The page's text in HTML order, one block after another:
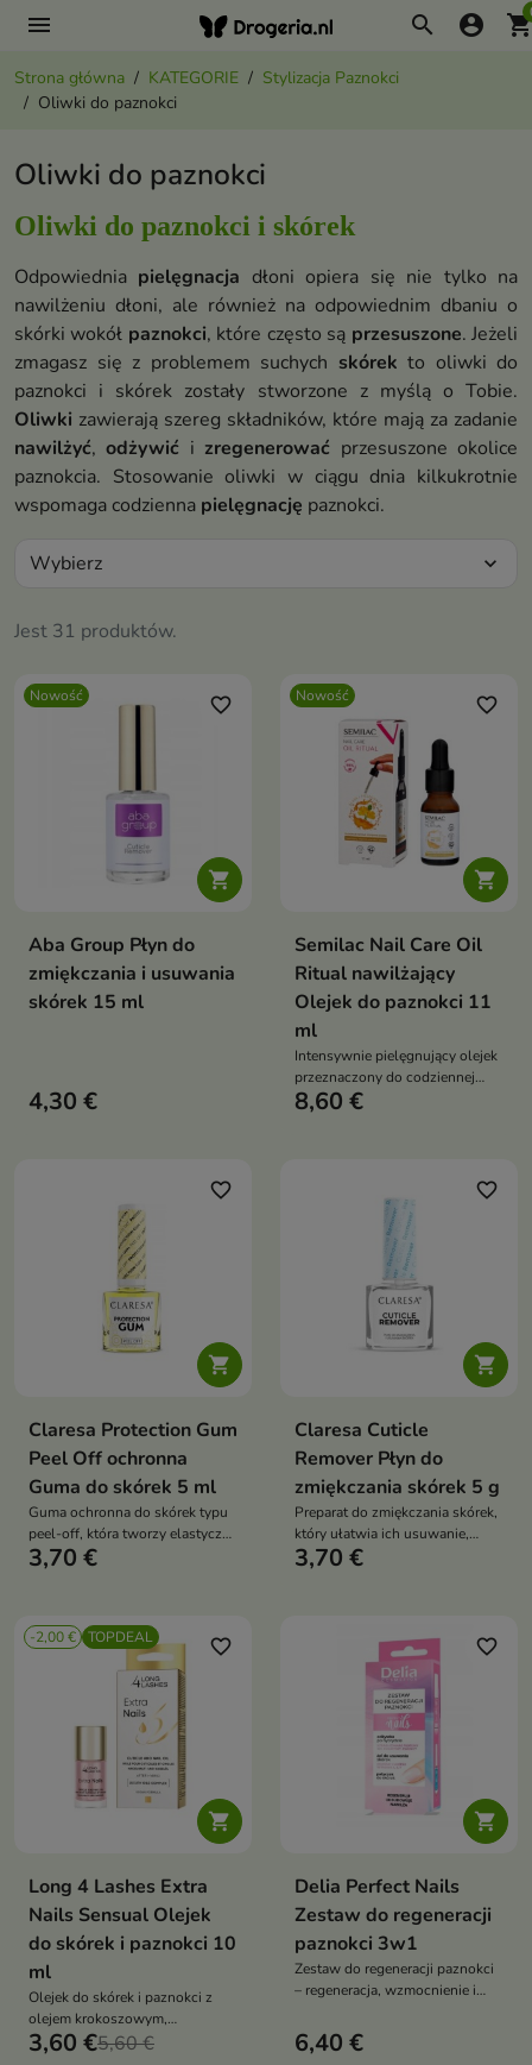
menu search account_circle
Strona główna KATEGORIE
Stylizacja Paznokci
Oliwki do paznokci
Oliwki do paznokci
Oliwki do paznokci i skórek
Odpowiednia pielęgnacja dłoni opiera się nie tylko na
nawilżeniu dłoni, ale również na odpowiednim dbaniu o
skórki wokół paznokci, które często są przesuszone. Jeżeli
zmagasz się z problemem suchych skórek to oliwki do
paznokci i skórek zostały stworzone z myślą o Tobie.
Oliwki zawierają szereg składników, które mają za zadanie
nawilżyć,odżywić i zregenerować przesuszone okolice
paznokcia. Stosowanie oliwki w ciągu dnia kilkukrotnie
wspomaga codzienna pielęgnację paznokci.
Jest 31 produktów.
Wybierz expand_more
Nowość

favorite_border
Aba Group Płyn do
zmiękczania i usuwania
skórek 15 ml
4,30 €
Nowość

favorite_border
Semilac Nail Care Oil
Ritual nawilżający
Olejek do paznokci 11
ml
Intensywnie pielęgnujący olejek
przeznaczony do codziennej
pielęgnacji paznokci i skórek.
8,60 €

favorite_border
Claresa Protection Gum
Peel Off ochronna
Guma do skórek 5 ml
Guma ochronna do skórek typu
peel-off, która tworzy elastyczną
barierę chroniącą skórę wokół
pozwala uzyskać idealnie czysty
3,70 €

favorite_border
Claresa Cuticle
Remover Płyn do
zmiękczania skórek 5 g
Preparat do zmiękczania skórek,
który ułatwia ich usuwanie,
wygładza płytkę paznokcia i
3,70 €
-2,00 € TOPDEAL

favorite_border
Long 4 Lashes Extra
Nails Sensual Olejek
do skórek i paznokci 10
ml
Olejek do skórek i paznokci z
olejem krokoszowym,
rycynowym i witaminami A,C,E
3,60 €5,60 €

favorite_border
Delia Perfect Nails
Zestaw do regeneracji
paznokci 3w1
Zestaw do regeneracji paznokci
– regeneracja, wzmocnienie i
łamliwych, rozdwajających się,
po hybrydach i akrylu,
6,40 €